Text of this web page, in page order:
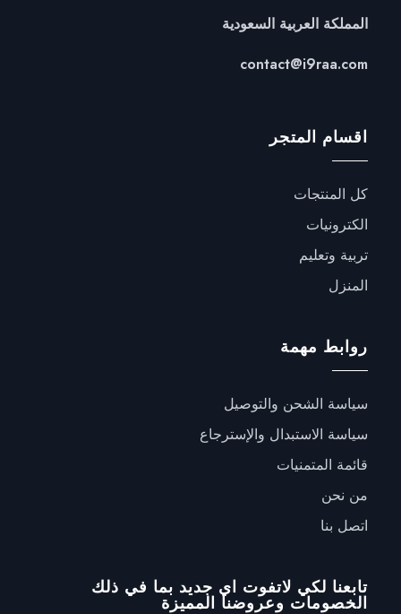
المملكة العربية السعودية
contact@i9raa.com
اقسام المتجر
كل المنتجات
الكترونيات
تربية وتعليم
المنزل
روابط مهمة
سياسة الشحن والتوصيل
سياسة الاستبدال والإسترجاع
قائمة المتمنيات
من نحن
اتصل بنا
تابعنا لكي لاتفوت اي جديد بما في ذلك
الخصومات وعروضنا المميزة